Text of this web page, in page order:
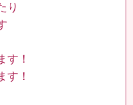
り
す！
す！